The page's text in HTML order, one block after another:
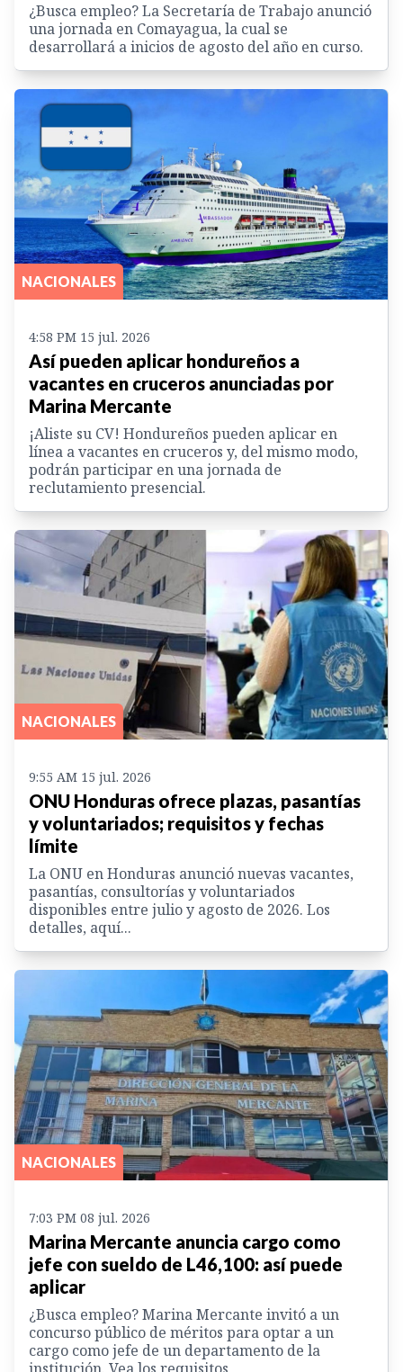
¿Busca empleo? La Secretaría de Trabajo anunció
una jornada en Comayagua, la cual se
desarrollará a inicios de agosto del año en curso.
NACIONALES
4:58 PM 15 jul. 2026
Así pueden aplicar hondureños a
vacantes en cruceros anunciadas por
Marina Mercante
¡Aliste su CV! Hondureños pueden aplicar en
línea a vacantes en cruceros y, del mismo modo,
podrán participar en una jornada de
reclutamiento presencial.
NACIONALES
9:55 AM 15 jul. 2026
ONU Honduras ofrece plazas, pasantías
y voluntariados; requisitos y fechas
límite
La ONU en Honduras anunció nuevas vacantes,
pasantías, consultorías y voluntariados
disponibles entre julio y agosto de 2026. Los
detalles, aquí...
NACIONALES
7:03 PM 08 jul. 2026
Marina Mercante anuncia cargo como
jefe con sueldo de L46,100: así puede
aplicar
¿Busca empleo? Marina Mercante invitó a un
concurso público de méritos para optar a un
cargo como jefe de un departamento de la
institución. Vea los requisitos